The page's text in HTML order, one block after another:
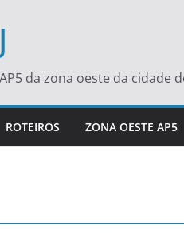
da zona oeste da cidade
ROTEIROS ZONA OESTE AP5